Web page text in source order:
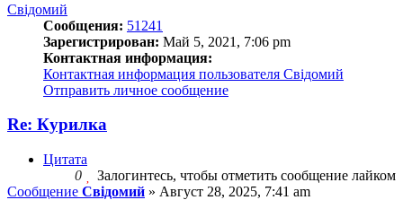
Свідомий
Сообщения: 51241
Зарегистрирован: Май 5, 2021, 7:06 pm
Контактная информация:
Контактная информация пользователя Свідомий
Отправить личное сообщение
Re: Курилка
Цитата
0
Залогинтесь, чтобы отметить сообщение лайком
Сообщение Свідомий » Август 28, 2025, 7:41 am